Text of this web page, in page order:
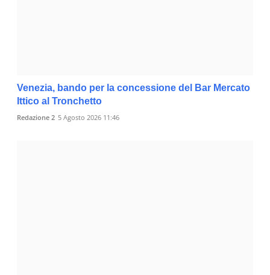
Venezia, bando per la concessione del Bar Mercato
Ittico al Tronchetto
Redazione 2 5 Agosto 2026 11:46